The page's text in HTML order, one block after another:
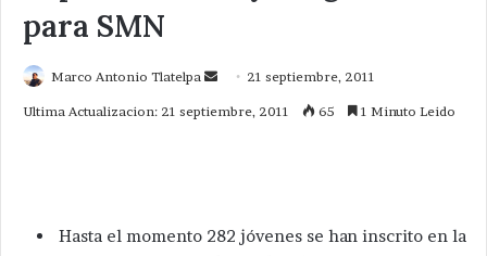
para SMN
Marco Antonio Tlatelpa
Send 21 septiembre, 2011
Ultima Actualizacion: 21 septiembre, 2011 65 1 Minuto Leido
Hasta el momento 282 jóvenes se han inscrito en la